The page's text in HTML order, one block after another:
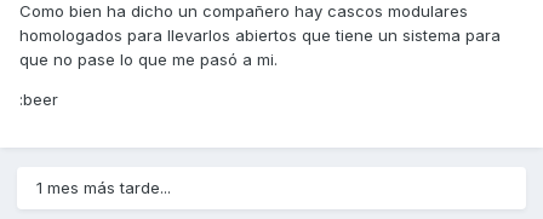
Como bien ha dicho un compañero hay cascos modulares
homologados para llevarlos abiertos que tiene un sistema para
que no pase lo que me pasó a mi.
:beer
1 mes más tarde...